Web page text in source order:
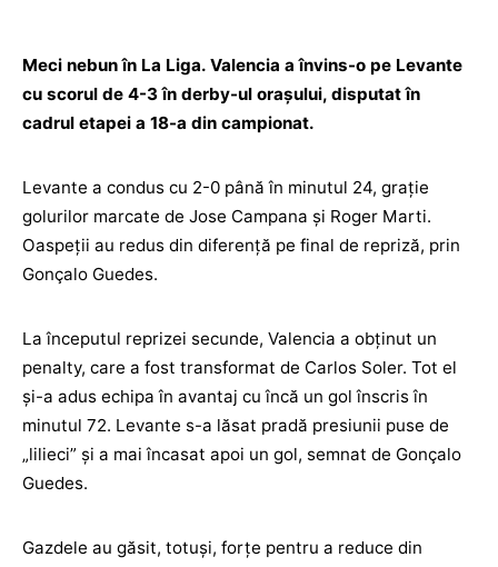
Meci nebun în La Liga. Valencia a învins-o pe Levante
cu scorul de 4-3 în derby-ul orașului, disputat în
cadrul etapei a 18-a din campionat.
Levante a condus cu 2-0 până în minutul 24, grație
golurilor marcate de Jose Campana și Roger Marti.
Oaspeții au redus din diferență pe final de repriză, prin
Gonçalo Guedes.
La începutul reprizei secunde, Valencia a obținut un
penalty, care a fost transformat de Carlos Soler. Tot el
și-a adus echipa în avantaj cu încă un gol înscris în
minutul 72. Levante s-a lăsat pradă presiunii puse de
„lilieci” și a mai încasat apoi un gol, semnat de Gonçalo
Guedes.
Gazdele au găsit, totuși, forțe pentru a reduce din